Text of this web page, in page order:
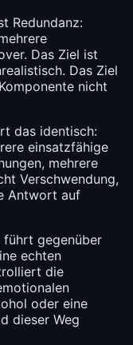
Redundanz:
Das Ziel ist
Das Ziel
nicht
das identisch:
einsatzfähige
mehrere
Verschwendung,
Antwort auf
führt gegenüber
echten
die
oder eine
dieser Weg